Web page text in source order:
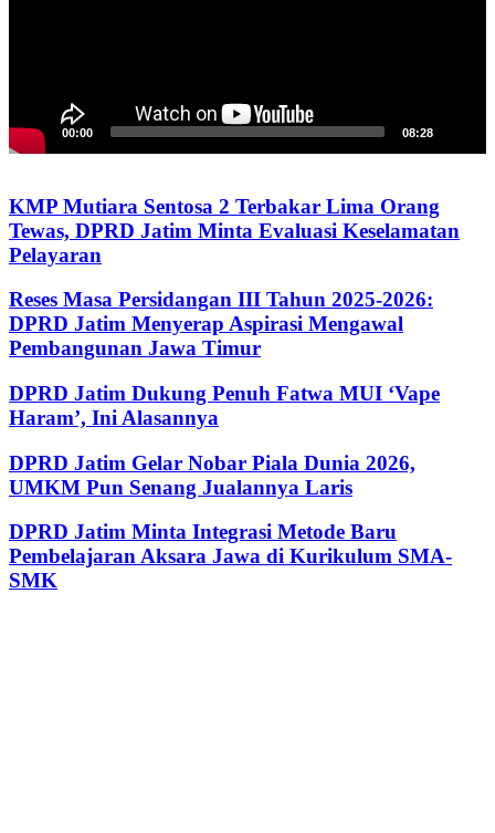
00:00 08:28
KMP Mutiara Sentosa 2 Terbakar Lima Orang
Tewas, DPRD Jatim Minta Evaluasi Keselamatan
Pelayaran
Reses Masa Persidangan III Tahun 2025-2026:
DPRD Jatim Menyerap Aspirasi Mengawal
Pembangunan Jawa Timur
DPRD Jatim Dukung Penuh Fatwa MUI ‘Vape
Haram’, Ini Alasannya
DPRD Jatim Gelar Nobar Piala Dunia 2026,
UMKM Pun Senang Jualannya Laris
DPRD Jatim Minta Integrasi Metode Baru
Pembelajaran Aksara Jawa di Kurikulum SMA-
SMK